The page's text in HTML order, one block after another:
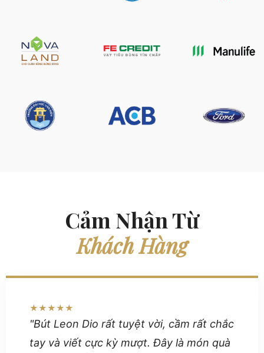
Cảm Nhận Từ
Khách Hàng
★★★★★
"Bút Leon Dio rất tuyệt vời, cầm rất chắc
tay và viết cực kỳ mượt. Đây là món quà